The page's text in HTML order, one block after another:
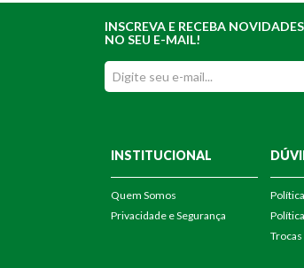
INSCREVA E RECEBA
NO SEU E-MAIL!
INSTITUCIONAL
Quem Somos
Privacidade e Segurança